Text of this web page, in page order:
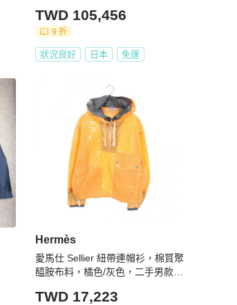
TWD 105,456
9 折
狀況良好 日本 免運
Hermès
愛馬仕 Sellier 紐帶連帽衫，棉質聚
醯胺布料，橘色/灰色，二手男款，
TWD 17,223